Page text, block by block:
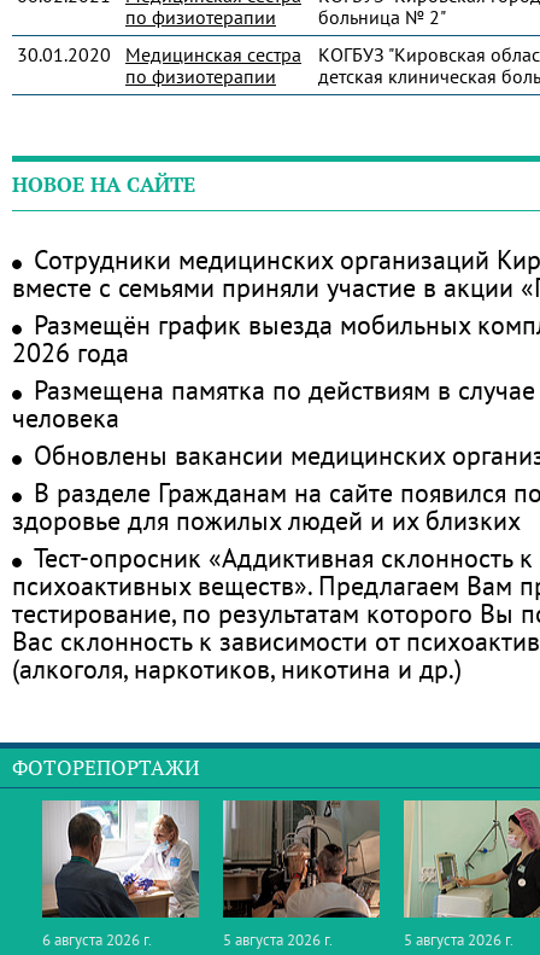
по физиотерапии
больница № 2"
30.01.2020
Медицинская сестра
по физиотерапии
КОГБУЗ "Кировская
детская клиническая
НОВОЕ НА САЙТЕ
Сотрудники медицинских организаций
вместе с семьями приняли участие в акции
Размещён график выезда мобильных
2026 года
Размещена памятка по действиям в
человека
Обновлены вакансии медицинских
В разделе Гражданам на сайте появился
здоровье для пожилых людей и их близких
Тест-опросник «Аддиктивная склонность
психоактивных веществ». Предлагаем Вам
тестирование, по результатам которого Вы
Вас склонность к зависимости от
(алкоголя, наркотиков, никотина и др.)
ФОТОРЕПОРТАЖИ
6 августа 2026 г.
5 августа 2026 г.
5 августа 2026 г.